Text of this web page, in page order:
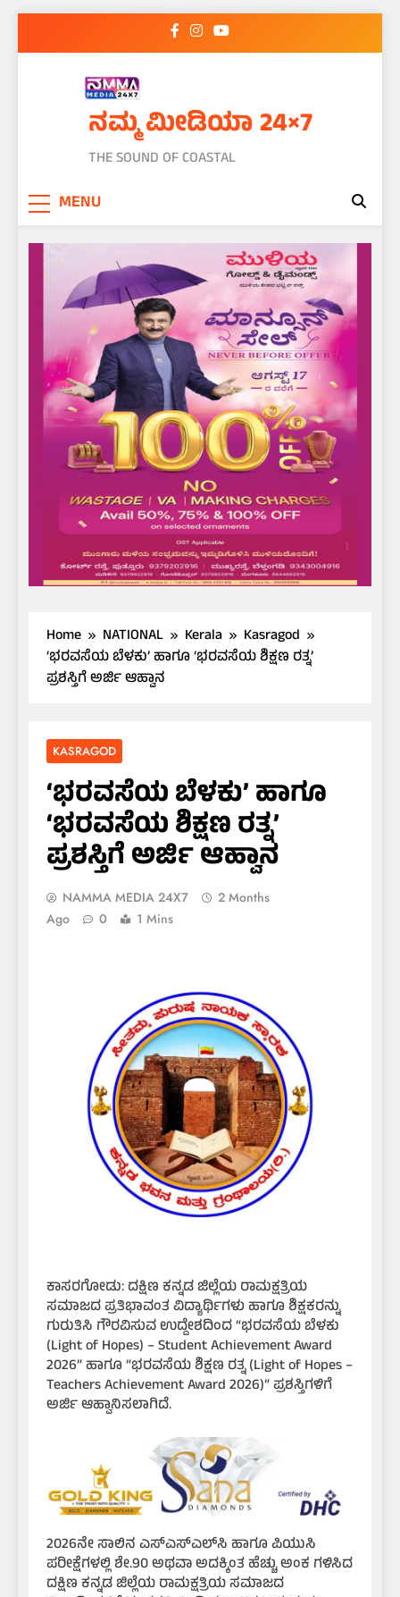
ನಮ್ಮ ಮೀಡಿಯಾ 24×7
THE SOUND OF COASTAL
MENU
Home NATIONAL Kerala
Kasragod
‘ಭರವಸೆಯ ಬೆಳಕು’ ಹಾಗೂ ‘ಭರವಸೆಯ ಶಿಕ್ಷಣ ರತ್ನ’
ಪ್ರಶಸ್ತಿಗೆ ಅರ್ಜಿ ಆಹ್ವಾನ
KASRAGOD
‘ಭರವಸೆಯ ಬೆಳಕು’ ಹಾಗೂ
‘ಭರವಸೆಯ ಶಿಕ್ಷಣ ರತ್ನ’
ಪ್ರಶಸ್ತಿಗೆ ಅರ್ಜಿ ಆಹ್ವಾನ
NAMMA MEDIA 24X7
2 Months
Ago
0 1 Mins
ಕಾಸರಗೋಡು: ದಕ್ಷಿಣ ಕನ್ನಡ ಜಿಲ್ಲೆಯ ರಾಮಕ್ಷತ್ರಿಯ
ಸಮಾಜದ ಪ್ರತಿಭಾವಂತ ವಿದ್ಯಾರ್ಥಿಗಳು ಹಾಗೂ ಶಿಕ್ಷಕರನ್ನು
ಗುರುತಿಸಿ ಗೌರವಿಸುವ ಉದ್ದೇಶದಿಂದ “ಭರವಸೆಯ ಬೆಳಕು
(Light of Hopes) – Student Achievement Award
2026” ಹಾಗೂ “ಭರವಸೆಯ ಶಿಕ್ಷಣ ರತ್ನ (Light of Hopes –
Teachers Achievement Award 2026)” ಪ್ರಶಸ್ತಿಗಳಿಗೆ
ಅರ್ಜಿ ಆಹ್ವಾನಿಸಲಾಗಿದೆ.
2026ನೇ ಸಾಲಿನ ಎಸ್‌ಎಸ್‌ಎಲ್‌ಸಿ ಹಾಗೂ ಪಿಯುಸಿ
ಪರೀಕ್ಷೆಗಳಲ್ಲಿ ಶೇ.90 ಅಥವಾ ಅದಕ್ಕಿಂತ ಹೆಚ್ಚು ಅಂಕ ಗಳಿಸಿದ
ದಕ್ಷಿಣ ಕನ್ನಡ ಜಿಲ್ಲೆಯ ರಾಮಕ್ಷತ್ರಿಯ ಸಮಾಜದ